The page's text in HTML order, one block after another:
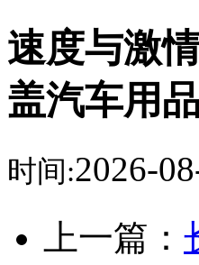
速度与激
盖汽车用品
时间:2026-
上一篇：